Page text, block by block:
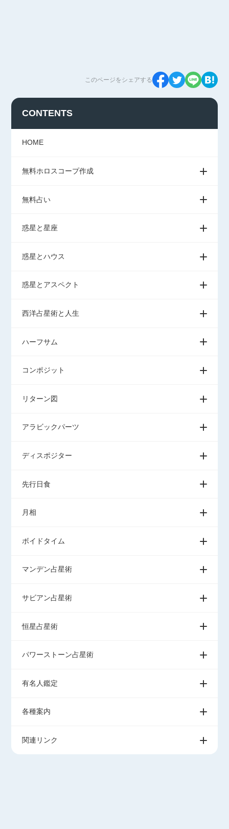
このページをシェアする
CONTENTS
HOME
無料ホロスコープ作成
無料占い
惑星と星座
惑星とハウス
惑星とアスペクト
西洋占星術と人生
ハーフサム
コンポジット
リターン図
アラビックパーツ
ディスポジター
先行日食
月相
ボイドタイム
マンデン占星術
サビアン占星術
恒星占星術
パワーストーン占星術
有名人鑑定
各種案内
関連リンク